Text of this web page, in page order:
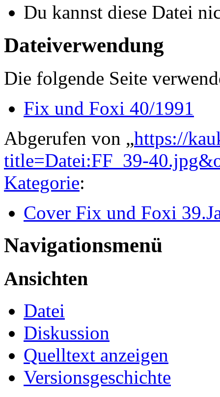
Du kannst diese Datei
Dateiverwendung
Die folgende Seite
Fix und Foxi 40/1991
Abgerufen von „https://
title=Datei:FF_39-
Kategorie:
Cover Fix und Foxi
Navigationsmenü
Ansichten
Datei
Diskussion
Quelltext anzeigen
Versionsgeschichte